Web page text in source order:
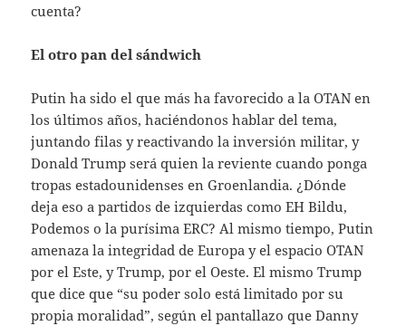
cuenta?
El otro pan del sándwich
Putin ha sido el que más ha favorecido a la OTAN en
los últimos años, haciéndonos hablar del tema,
juntando filas y reactivando la inversión militar, y
Donald Trump será quien la reviente cuando ponga
tropas estadounidenses en Groenlandia. ¿Dónde
deja eso a partidos de izquierdas como EH Bildu,
Podemos o la purísima ERC? Al mismo tiempo, Putin
amenaza la integridad de Europa y el espacio OTAN
por el Este, y Trump, por el Oeste. El mismo Trump
que dice que “su poder solo está limitado por su
propia moralidad”, según el pantallazo que Danny